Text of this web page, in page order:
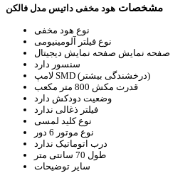
مشخصات هود مخفی داتیس مدل فالکن
نوع هود مخفی
نوع فیلتر آلومینیومی
صفحه نمایش صفحه نمایش دیجیتال
سنسور دارد
لامپ
SMD (درخشندگی بیشتر)
قدرت مکش 800 متر مکعب
وضعیت دودکش دارد
فیلتر ذغالی ندارد
نوع کلید لمسی
نوع موتور 6 دور
درب اتوماتیک ندارد
طول 70 سانتی متر
سایر توضیحات